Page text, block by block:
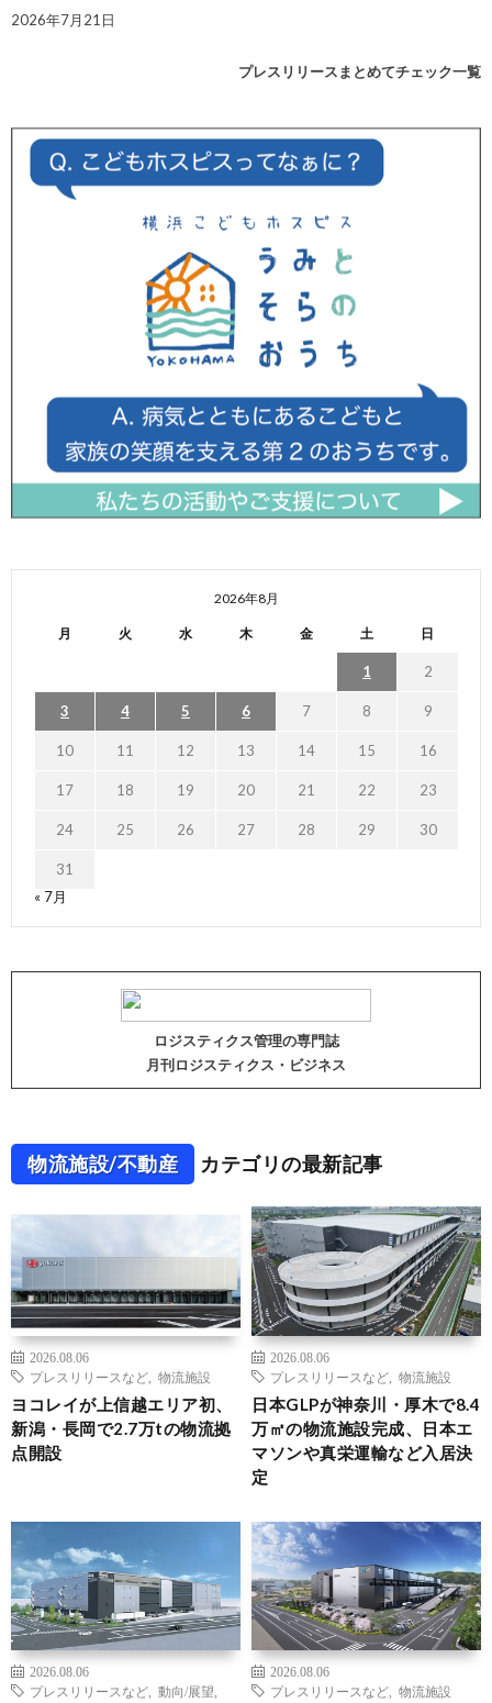
2026年7月21日
プレスリリースまとめてチェック一覧
2026年8月
月 火 水 木 金 土 日
1 2
3 4 5 6 7 8 9
10 11 12 13 14 15 16
17 18 19 20 21 22 23
24 25 26 27 28 29 30
31
« 7月
ロジスティクス管理の専門誌
月刊ロジスティクス・ビジネス
物流施設/不動産 カテゴリの最新記事
2026.08.06
プレスリリースなど
物流施設
ヨコレイが上信越エリア初、
新潟・長岡で2.7万tの物流拠
点開設
2026.08.06
プレスリリースなど
物流施設
日本GLPが神奈川・厚木で8.4
万㎡の物流施設完成、日本エ
マソンや真栄運輸など入居決
定
2026.08.06
プレスリリースなど
動向/展望
2026.08.06
プレスリリースなど
物流施設